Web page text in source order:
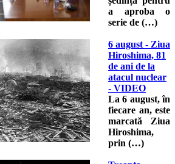
a aproba o
serie de (…)
6 august - Ziua
Hiroshima, 81
de ani de la
atacul nuclear
- VIDEO
La 6 august, în
fiecare an, este
marcată Ziua
Hiroshima,
prin (…)